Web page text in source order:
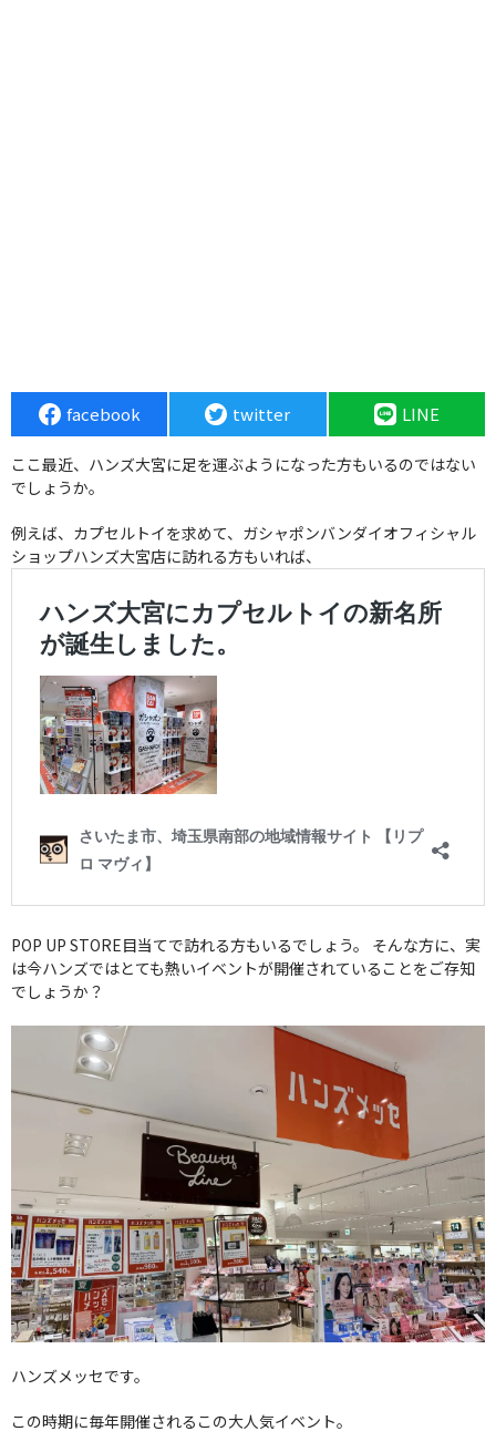
facebook twitter LINE
ここ最近、ハンズ大宮に足を運ぶようになった方もいるのではない
でしょうか。
例えば、カプセルトイを求めて、ガシャポンバンダイオフィシャル
ショップハンズ大宮店に訪れる方もいれば、
POP UP STORE目当てで訪れる方もいるでしょう。 そんな方に、実
は今ハンズではとても熱いイベントが開催されていることをご存知
でしょうか？
ハンズメッセです。
この時期に毎年開催されるこの大人気イベント。